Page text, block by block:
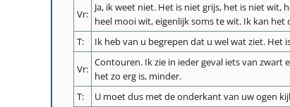
Vr:
Ja, ik weet niet. Het is niet grijs, het is niet
heel mooi wit, eigenlijk soms te wit. Ik kan
T:
Ik heb van u begrepen dat u wel wat ziet. Het
Vr:
Contouren. Ik zie in ieder geval iets van zwart
het zo erg is, minder.
T:
U moet dus met de onderkant van uw ogen